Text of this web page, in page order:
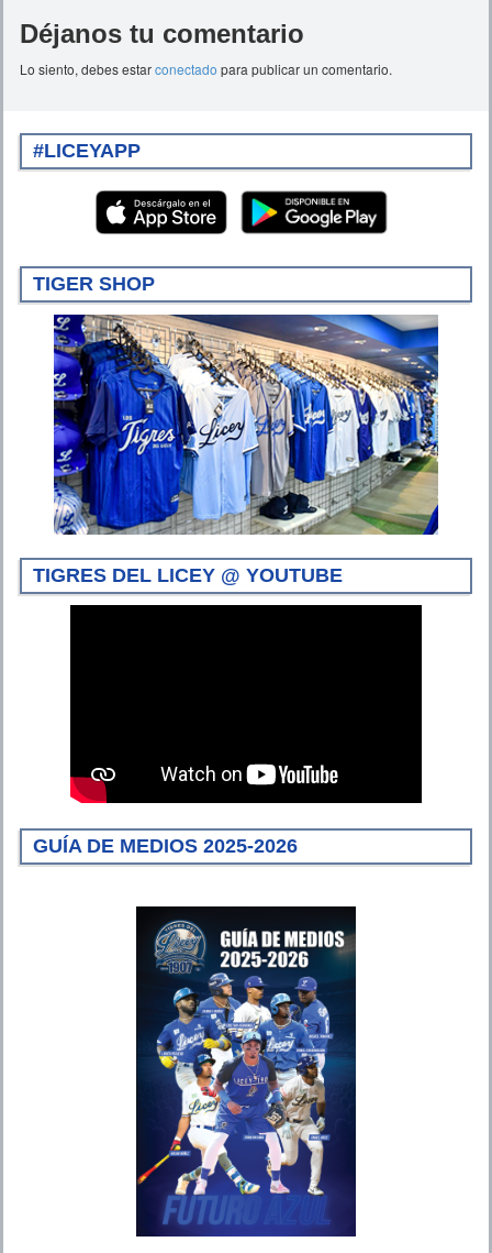
Déjanos tu comentario
Lo siento, debes estarconectado para publicar un comentario.
#LICEYAPP
TIGER SHOP
TIGRES DEL LICEY @ YOUTUBE
GUÍA DE MEDIOS 2025-2026